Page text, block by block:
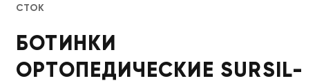
СТОК
БОТИНКИ
ОРТОПЕДИЧЕСКИЕ SURSIL-